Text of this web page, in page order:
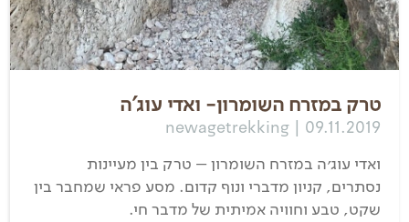
טרק במזרח השומרון- ואדי עוג'ה
newagetrekking | 09.11.2019
ואדי עוג׳ה במזרח השומרון – טרק בין מעיינות
נסתרים, קניון מדברי ונוף קדום. מסע פראי שמחבר בין
שקט, טבע וחוויה אמיתית של מדבר חי.